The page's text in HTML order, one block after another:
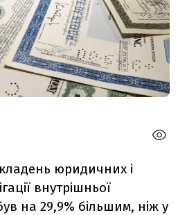
юридичних і
внутрішньої
на 29,9% більшим, ніж у